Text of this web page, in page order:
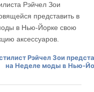
Рэйчел Зои
представить в
в Нью-Йорке свою
аксессуаров.